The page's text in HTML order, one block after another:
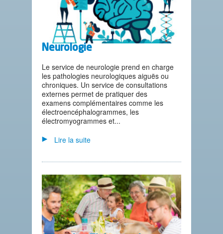
Neurologie
Le service de neurologie prend en charge
les pathologies neurologiques aiguës ou
chroniques. Un service de consultations
externes permet de pratiquer des
examens complémentaires comme les
électroencéphalogrammes, les
électromyogrammes et...
Lire la suite